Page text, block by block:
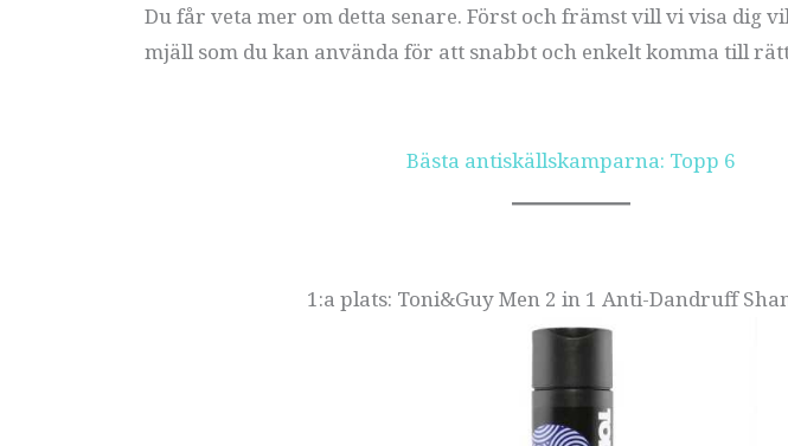
Du får veta mer om detta senare. Först och främst vill vi visa dig
mjäll som du kan använda för att snabbt och enkelt komma till
Bästa antiskällskamparna: Topp 6
1:a plats: Toni&Guy Men 2 in 1 Anti-Dandruff